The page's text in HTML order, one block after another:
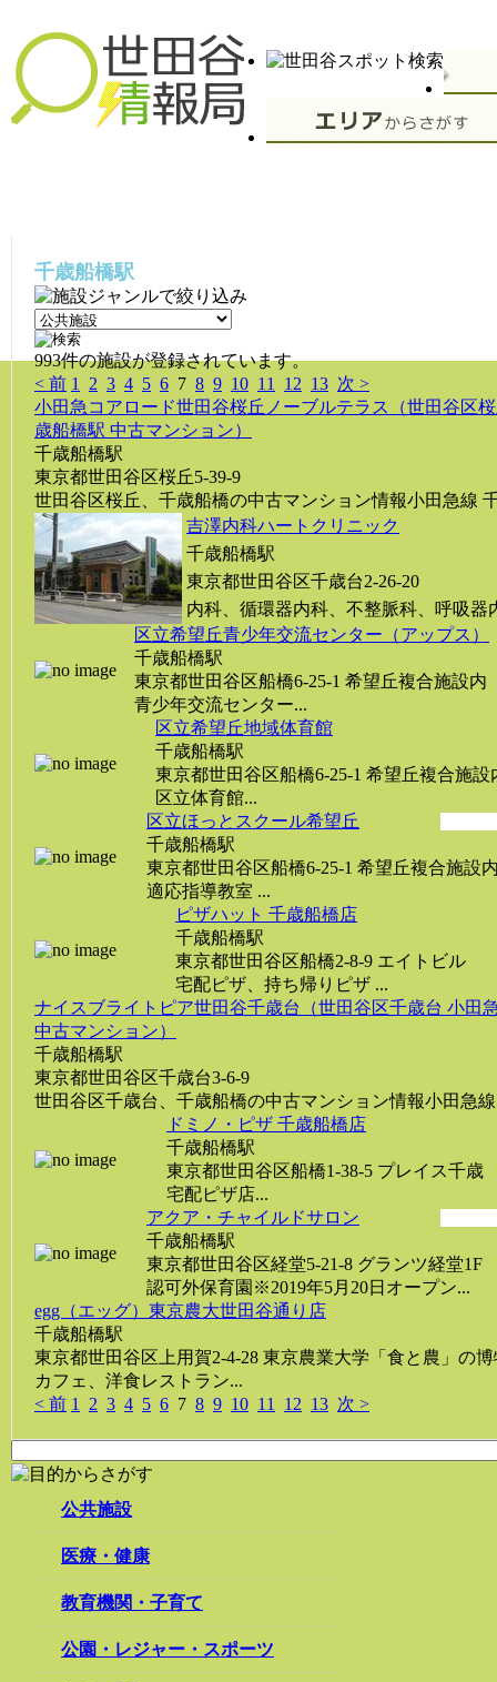
千歳船橋駅
993件の施設が登録されています。
< 前 1 2 3 4 5 6 7 8 9 10 11 12 13 次 >
小田急コアロード世田谷桜丘ノーブルテラス（世田谷区
歳船橋駅 中古マンション）
千歳船橋駅
東京都世田谷区桜丘5-39-9
世田谷区桜丘、千歳船橋の中古マンション情報小田急線
吉澤内科ハートクリニック
千歳船橋駅
東京都世田谷区千歳台2-26-20
内科、循環器内科、不整脈科、呼吸器
区立希望丘青少年交流センター（アップス）
千歳船橋駅
東京都世田谷区船橋6-25-1 希望丘複合施設内
青少年交流センター...
区立希望丘地域体育館
千歳船橋駅
東京都世田谷区船橋6-25-1 希望丘複合施設
区立体育館...
区立ほっとスクール希望丘
千歳船橋駅
東京都世田谷区船橋6-25-1 希望丘複合施設
適応指導教室 ...
ピザハット 千歳船橋店
千歳船橋駅
東京都世田谷区船橋2-8-9 エイトビル
宅配ピザ、持ち帰りピザ ...
ナイスブライトピア世田谷千歳台（世田谷区千歳台 小田
中古マンション）
千歳船橋駅
東京都世田谷区千歳台3-6-9
世田谷区千歳台、千歳船橋の中古マンション情報小田急
ドミノ・ピザ 千歳船橋店
千歳船橋駅
東京都世田谷区船橋1-38-5 プレイス千歳
宅配ピザ店...
アクア・チャイルドサロン
千歳船橋駅
東京都世田谷区経堂5-21-8 グランツ経堂1F
認可外保育園※2019年5月20日オープン...
egg（エッグ）東京農大世田谷通り店
千歳船橋駅
東京都世田谷区上用賀2-4-28 東京農業大学「食と農」の博
カフェ、洋食レストラン...
< 前 1 2 3 4 5 6 7 8 9 10 11 12 13 次 >
公共施設
医療・健康
教育機関・子育て
公園・レジャー・スポーツ